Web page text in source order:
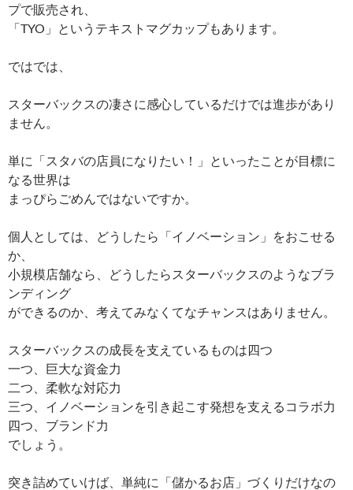
プで販売され、
「TYO」というテキストマグカップもあります。
ではでは、
スターバックスの凄さに感心しているだけでは進歩があり
ません。
単に「スタバの店員になりたい！」といったことが目標に
なる世界は
まっぴらごめんではないですか。
個人としては、どうしたら「イノベーション」をおこせる
か、
小規模店舗なら、どうしたらスターバックスのようなブラ
ンディング
ができるのか、考えてみなくてなチャンスはありません。
スターバックスの成長を支えているものは四つ
一つ、巨大な資金力
二つ、柔軟な対応力
三つ、イノベーションを引き起こす発想を支えるコラボ力
四つ、ブランド力
でしょう。
突き詰めていけば、単純に「儲かるお店」づくりだけなの